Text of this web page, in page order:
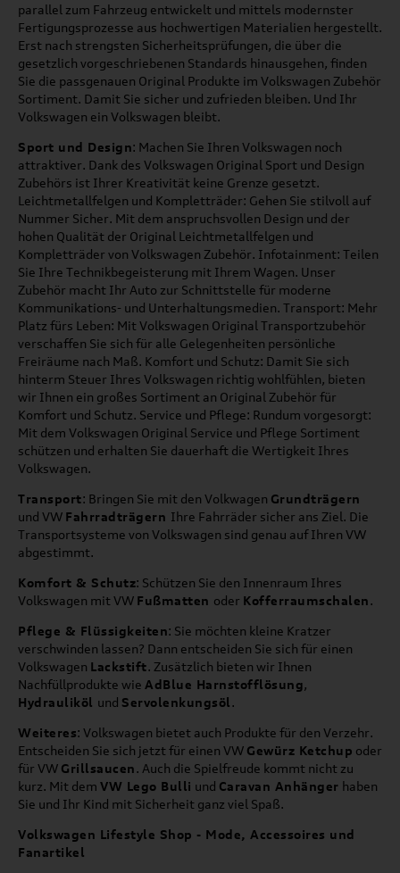
parallel zum Fahrzeug entwickelt und mittels modernster
Fertigungsprozesse aus hochwertigen Materialien hergestellt.
Erst nach strengsten Sicherheitsprüfungen, die über die
gesetzlich vorgeschriebenen Standards hinausgehen, finden
Sie die passgenauen Original Produkte im Volkswagen Zubehör
Sortiment. Damit Sie sicher und zufrieden bleiben. Und Ihr
Volkswagen ein Volkswagen bleibt.
Sport und Design: Machen Sie Ihren Volkswagen noch
attraktiver. Dank des Volkswagen Original Sport und Design
Zubehörs ist Ihrer Kreativität keine Grenze gesetzt.
Leichtmetallfelgen und Kompletträder: Gehen Sie stilvoll auf
Nummer Sicher. Mit dem anspruchsvollen Design und der
hohen Qualität der Original Leichtmetallfelgen und
Kompletträder von Volkswagen Zubehör. Infotainment: Teilen
Sie Ihre Technikbegeisterung mit Ihrem Wagen. Unser
Zubehör macht Ihr Auto zur Schnittstelle für moderne
Kommunikations- und Unterhaltungsmedien. Transport: Mehr
Platz fürs Leben: Mit Volkswagen Original Transportzubehör
verschaffen Sie sich für alle Gelegenheiten persönliche
Freiräume nach Maß. Komfort und Schutz: Damit Sie sich
hinterm Steuer Ihres Volkswagen richtig wohlfühlen, bieten
wir Ihnen ein großes Sortiment an Original Zubehör für
Komfort und Schutz. Service und Pflege: Rundum vorgesorgt:
Mit dem Volkswagen Original Service und Pflege Sortiment
schützen und erhalten Sie dauerhaft die Wertigkeit Ihres
Volkswagen.
Transport: Bringen Sie mit den Volkwagen Grundträgern
und VW Fahrradträgern Ihre Fahrräder sicher ans Ziel. Die
Transportsysteme von Volkswagen sind genau auf Ihren VW
abgestimmt.
Komfort & Schutz: Schützen Sie den Innenraum Ihres
Volkswagen mit VW Fußmatten oder Kofferraumschalen.
Pflege & Flüssigkeiten: Sie möchten kleine Kratzer
verschwinden lassen? Dann entscheiden Sie sich für einen
Volkswagen Lackstift. Zusätzlich bieten wir Ihnen
Nachfüllprodukte wie AdBlue Harnstofflösung,
Hydrauliköl und Servolenkungsöl.
Weiteres: Volkswagen bietet auch Produkte für den Verzehr.
Entscheiden Sie sich jetzt für einen VW Gewürz Ketchup oder
für VW Grillsaucen. Auch die Spielfreude kommt nicht zu
kurz. Mit dem VW Lego Bulli und Caravan Anhänger haben
Sie und Ihr Kind mit Sicherheit ganz viel Spaß.
Volkswagen Lifestyle Shop - Mode, Accessoires und
Fanartikel